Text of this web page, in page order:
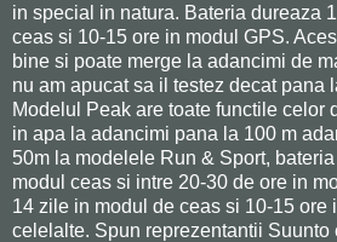
in special in natura. Bateria dureaza
ceas si 10-15 ore in modul GPS.
bine si poate merge la adancimi de
nu am apucat sa il testez decat pana
Modelul Peak are toate functile celor
in apa la adancimi pana la 100 m
50m la modelele Run & Sport,
modul ceas si intre 20-30 de ore in
14 zile in modul de ceas si 10-15 ore
celelalte. Spun reprezentantii Suunto